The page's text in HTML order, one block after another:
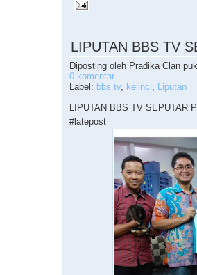
LIPUTAN BBS TV
Diposting oleh Pradika Clan
0 komentar
Label: bbs tv, kelinci, Liputan
LIPUTAN BBS TV SEPUTAR
#latepost